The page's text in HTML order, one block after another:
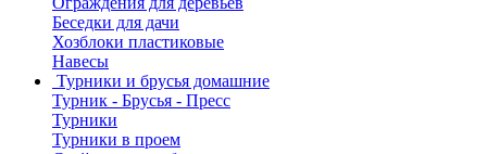
Беседки для дачи
Хозблоки пластиковые
Навесы
Турники и брусья домашние
Турник - Брусья - Пресс
Турники
Турники в проем